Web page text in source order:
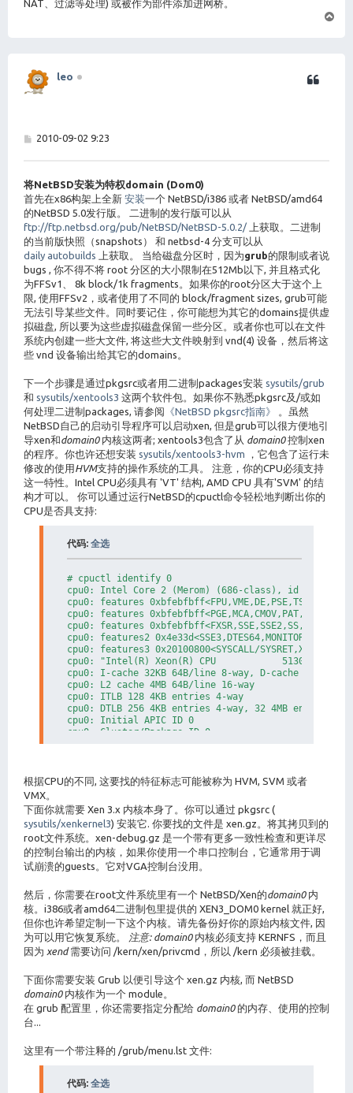
NAT、过滤等处理) 或被作为部件添加进网桥。
leo
帖
2010-09-02 9:23
将NetBSD安装为特权domain (Dom0)
首先在x86构架上全新 安装一个 NetBSD/i386 或者 NetBSD/amd64
的NetBSD 5.0发行版。 二进制的发行版可以从
ftp://ftp.netbsd.org/pub/NetBSD/NetBSD-5.0.2/ 上获取。二进制
的当前版快照（snapshots） 和 netbsd-4 分支可以从
daily autobuilds 上获取。 当给磁盘分区时，因为grub的限制或者说
bugs , 你不得不将 root 分区的大小限制在512Mb以下, 并且格式化
为FFSv1、 8k block/1k fragments。如果你的root分区大于这个上
限, 使用FFSv2，或者使用了不同的 block/fragment sizes, grub可能
无法引导某些文件。同时要记住，你可能想为其它的domains提供虚
拟磁盘, 所以要为这些虚拟磁盘保留一些分区。或者你也可以在文件
系统内创建一些大文件, 将这些大文件映射到 vnd(4) 设备，然后将这
些 vnd 设备输出给其它的domains。
下一个步骤是通过pkgsrc或者用二进制packages安装 sysutils/grub
和 sysutils/xentools3 这两个软件包。如果你不熟悉pkgsrc及/或如
何处理二进制packages, 请参阅 《NetBSD pkgsrc指南》
。虽然
NetBSD自己的启动引导程序可以启动xen, 但是grub可以很方便地引
导xen和domain0内核这两者; xentools3包含了从 domain0控制xen
的程序。你也许还想安装 sysutils/xentools3-hvm ，它包含了运行未
修改的使用HVM支持的操作系统的工具。 注意，你的CPU必须支持
这一特性。Intel CPU必须具有 'VT' 结构, AMD CPU 具有'SVM' 的结
构才可以。 你可以通过运行NetBSD的cpuctl命令轻松地判断出你的
CPU是否具支持:
代码: 全选
# cpuctl identify 0
cpu0: Intel Core 2 (Merom) (686-class), id 0x6f6
cpu0: features
cpu0: features
cpu0: features
cpu0: features2 0x4e33d<SSE3,DTES64,MONITOR,DS-
cpu0: features3 0x20100800<SYSCALL/SYSRET,XD,EM64T>
cpu0: "Intel(R) Xeon(R) CPU            5130  @
cpu0: I-cache 32KB 64B/line 8-way, D-cache 32KB
cpu0: L2 cache 4MB 64B/line 16-way
cpu0: ITLB 128 4KB entries 4-way
cpu0: DTLB 256 4KB entries 4-way, 32 4MB entries 4-
cpu0: Initial APIC ID 0
cpu0: Cluster/Package ID 0
根据CPU的不同, 这要找的特征标志可能被称为 HVM, SVM 或者
VMX。
下面你就需要 Xen 3.x 内核本身了。你可以通过 pkgsrc (
sysutils/xenkernel3) 安装它. 你要找的文件是 xen.gz。将其拷贝到的
root文件系统。xen-debug.gz 是一个带有更多一致性检查和更详尽
的控制台输出的内核，如果你使用一个串口控制台，它通常用于调
试崩溃的guests。它对VGA控制台没用。
然后，你需要在root文件系统里有一个 NetBSD/Xen的domain0 内
核。i386或者amd64二进制包里提供的 XEN3_DOM0 kernel 就正好,
但你也许希望定制一下这个内核。请先备份好你的原始内核文件, 因
为可以用它恢复系统。
注意: domain0内核必须支持 KERNFS，而且
因为 xend需要访问 /kern/xen/privcmd，所以 /kern 必须被挂载。
下面你需要安装 Grub 以便引导这个 xen.gz 内核, 而 NetBSD
domain0内核作为一个 module。
在 grub 配置里，你还需要指定分配给 domain0 的内存、使用的控制
台...
这里有一个带注释的 /grub/menu.lst 文件:
代码: 全选